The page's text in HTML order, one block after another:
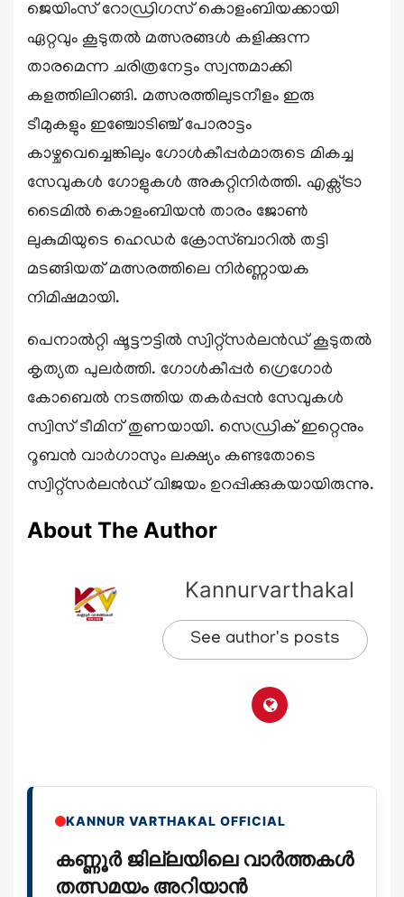
ജെയിംസ് റോഡ്രിഗസ് കൊളംബിയക്കായി
ഏറ്റവും കൂടുതൽ മത്സരങ്ങൾ കളിക്കുന്ന
താരമെന്ന ചരിത്രനേട്ടം സ്വന്തമാക്കി
കളത്തിലിറങ്ങി. മത്സരത്തിലുടനീളം ഇരു
ടീമുകളും ഇഞ്ചോടിഞ്ച് പോരാട്ടം
കാഴ്ചവെച്ചെങ്കിലും ഗോൾകീപ്പർമാരുടെ മികച്ച
സേവുകൾ ഗോളുകൾ അകറ്റിനിർത്തി. എക്സ്ട്രാ
ടൈമിൽ കൊളംബിയൻ താരം ജോൺ
ലുകുമിയുടെ ഹെഡർ ക്രോസ്ബാറിൽ തട്ടി
മടങ്ങിയത് മത്സരത്തിലെ നിർണ്ണായക
നിമിഷമായി.
പെനാൽറ്റി ഷൂട്ടൗട്ടിൽ സ്വിറ്റ്‌സർലൻഡ് കൂടുതൽ
കൃത്യത പുലർത്തി. ഗോൾകീപ്പർ ഗ്രെഗോർ
കോബെൽ നടത്തിയ തകർപ്പൻ സേവുകൾ
സ്വിസ് ടീമിന് തുണയായി. സെഡ്രിക് ഇറ്റെനും
റൂബൻ വാർഗാസും ലക്ഷ്യം കണ്ടതോടെ
സ്വിറ്റ്‌സർലൻഡ് വിജയം ഉറപ്പിക്കുകയായിരുന്നു.
About The Author
Kannurvarthakal
See author's posts
KANNUR VARTHAKAL OFFICIAL
കണ്ണൂർ ജില്ലയിലെ വാർത്തകൾ
തത്സമയം അറിയാൻ